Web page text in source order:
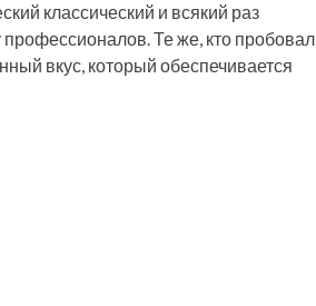
классический и всякий раз
Те же, кто пробовал
вкус, который обеспечивается